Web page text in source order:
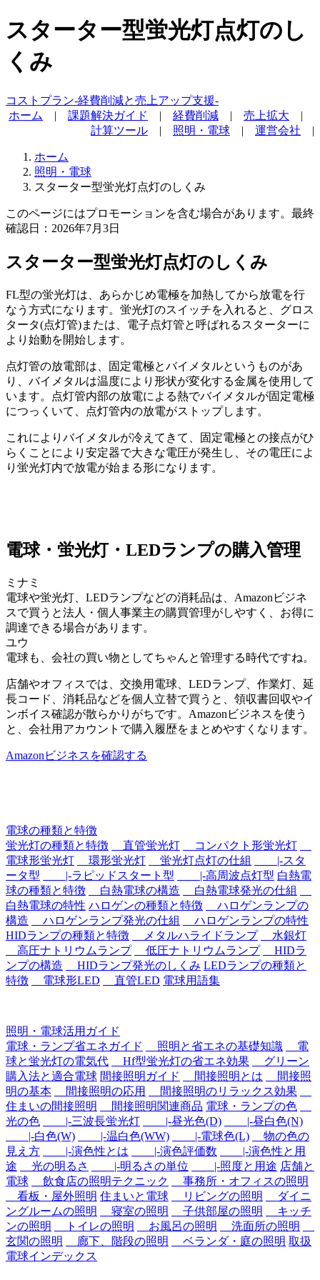
スターター型蛍光灯点灯のし
くみ
コストプラン-経費削減と売上アップ支援-
ホーム
| 課題解決ガイド | 経費削減 | 売上拡大 |
計算ツール | 照明・電球 | 運営会社 |
ホーム
照明・電球
スターター型蛍光灯点灯のしくみ
このページにはプロモーションを含む場合があります。 最終
確認日：2026年7月3日
スターター型蛍光灯点灯のしくみ
FL型の蛍光灯は、あらかじめ電極を加熱してから放電を行
なう方式になります。蛍光灯のスイッチを入れると、グロス
タータ(点灯管)または、電子点灯管と呼ばれるスターターに
より始動を開始します。
点灯管の放電部は、固定電極とバイメタルというものがあ
り、バイメタルは温度により形状が変化する金属を使用して
います。点灯管内部の放電による熱でバイメタルが固定電極
につっくいて、点灯管内の放電がストップします。
これによりバイメタルが冷えてきて、固定電極との接点がひ
らくことにより安定器で大きな電圧が発生し、その電圧によ
り蛍光灯内で放電が始まる形になります。
電球・蛍光灯・LEDランプの購入管理
ミナミ
電球や蛍光灯、LEDランプなどの消耗品は、Amazonビジネ
スで買うと法人・個人事業主の購買管理がしやすく、お得に
調達できる場合があります。
ユウ
電球も、会社の買い物としてちゃんと管理する時代ですね。
店舗やオフィスでは、交換用電球、LEDランプ、作業灯、延
長コード、消耗品などを個人立替で買うと、領収書回収やイ
ンボイス確認が散らかりがちです。Amazonビジネスを使う
と、会社用アカウントで購入履歴をまとめやすくなります。
Amazonビジネスを確認する
電球の種類と特徴
蛍光灯の種類と特徴
直管蛍光灯
コンパクト形蛍光灯
電球形蛍光灯
環形蛍光灯 蛍光灯点灯の仕組
|-スタ
ータ型
|-ラピッドスタート型 |-高周波点灯型 白熱電
球の種類と特徴
白熱電球の構造
白熱電球発光の仕組
白熱電球の特性 ハロゲンの種類と特徴
ハロゲンランプの
構造
ハロゲンランプ発光の仕組
ハロゲンランプの特性
HIDランプの種類と特徴
メタルハライドランプ
水銀灯
高圧ナトリウムランプ
低圧ナトリウムランプ
HIDラ
ンプの構造
HIDランプ発光のしくみ LEDランプの種類と
特徴
電球形LED 直管LED 電球用語集
照明・電球活用ガイド
電球・ランプ省エネガイド
照明と省エネの基礎知識
電
球と蛍光灯の電気代
Hf型蛍光灯の省エネ効果
グリーン
購入法と適合電球 間接照明ガイド 間接照明とは
間接照
明の基本
間接照明の応用
間接照明のリラックス効果
住まいの間接照明
間接照明関連商品 電球・ランプの色
光の色
|-三波長蛍光灯 |-昼光色(D)
|-昼白色(N)
|-白色(W)
|-温白色(WW) |-電球色(L)
物の色の
見え方
|-演色性とは |-演色評価数
|-演色性と用
途
光の明るさ |-明るさの単位 |-照度と用途 店舗と
電球
飲食店の照明テクニック
事務所・オフィスの照明
看板・屋外照明 住まいと電球 リビングの照明
ダイニ
ングルームの照明
寝室の照明 子供部屋の照明
キッチ
ンの照明
トイレの照明 お風呂の照明
洗面所の照明
玄関の照明
廊下、階段の照明 ベランダ・庭の照明 取扱
電球インデックス